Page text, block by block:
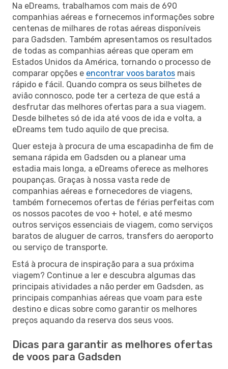
Na eDreams, trabalhamos com mais de 690
companhias aéreas e fornecemos informações sobre
centenas de milhares de rotas aéreas disponíveis
para Gadsden. Também apresentamos os resultados
de todas as companhias aéreas que operam em
Estados Unidos da América, tornando o processo de
comparar opções e encontrar voos baratos mais
rápido e fácil. Quando compra os seus bilhetes de
avião connosco, pode ter a certeza de que está a
desfrutar das melhores ofertas para a sua viagem.
Desde bilhetes só de ida até voos de ida e volta, a
eDreams tem tudo aquilo de que precisa.
Quer esteja à procura de uma escapadinha de fim de
semana rápida em Gadsden ou a planear uma
estadia mais longa, a eDreams oferece as melhores
poupanças. Graças à nossa vasta rede de
companhias aéreas e fornecedores de viagens,
também fornecemos ofertas de férias perfeitas com
os nossos pacotes de voo + hotel, e até mesmo
outros serviços essenciais de viagem, como serviços
baratos de aluguer de carros, transfers do aeroporto
ou serviço de transporte.
Está à procura de inspiração para a sua próxima
viagem? Continue a ler e descubra algumas das
principais atividades a não perder em Gadsden, as
principais companhias aéreas que voam para este
destino e dicas sobre como garantir os melhores
preços aquando da reserva dos seus voos.
Dicas para garantir as melhores ofertas
de voos para Gadsden